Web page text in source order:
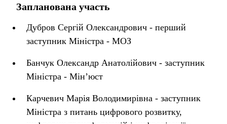
Запланована участь
Дубров Сергій Олександрович - перший
заступник Міністра - МОЗ
Банчук Олександр Анатолійович - заступник
Міністра - Мін’юст
Карчевич Марія Володимирівна - заступник
Міністра з питань цифрового розвитку,